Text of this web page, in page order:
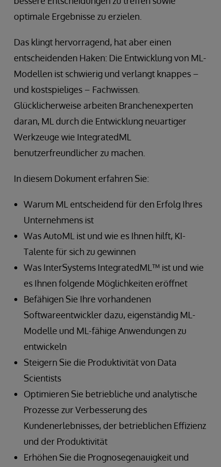
optimale Ergebnisse zu erzielen.
Das klingt hervorragend, hat aber einen
entscheidenden Haken: Die Entwicklung von ML-
Modellen ist schwierig und verlangt knappes –
und kostspieliges – Fachwissen.
Glücklicherweise arbeiten Branchenexperten
daran, ML durch die Entwicklung neuartiger
Werkzeuge wie IntegratedML
benutzerfreundlicher zu machen.
In diesem Dokument erfahren Sie:
Warum ML entscheidend für den Erfolg Ihres
Unternehmens ist
Was AutoML ist und wie es Ihnen hilft, KI-
Talente für sich zu gewinnen
Was InterSystems IntegratedML™ ist und wie
es Ihnen folgende Möglichkeiten eröffnet
Befähigen Sie Ihre vorhandenen
Softwareentwickler dazu, eigenständig ML-
Modelle und ML-fähige Anwendungen zu
entwickeln
Steigern Sie die Produktivität von Data
Scientists
Optimieren Sie betriebliche und analytische
Prozesse zur Verbesserung des
Kundenerlebnisses, der betrieblichen Effizienz
und der Produktivität
Erhöhen Sie die Prognosegenauigkeit und